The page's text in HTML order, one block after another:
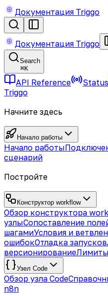
Документация Triggo
Документация Triggo
Search
⌘K
API Reference Status
Triggo
Начните здесь
Начало работы
Начало работы
сценарий
Постройте
Конструктор workflow
Обзор конструктора
узлыСопоставление
шагамиУсловия и
ошибокОтладка запусков
версионированиеЛимиты
Узел Code
Обзор узла Code
n8n